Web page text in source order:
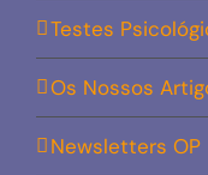
Testes
Os Nossos
Newsletters OP